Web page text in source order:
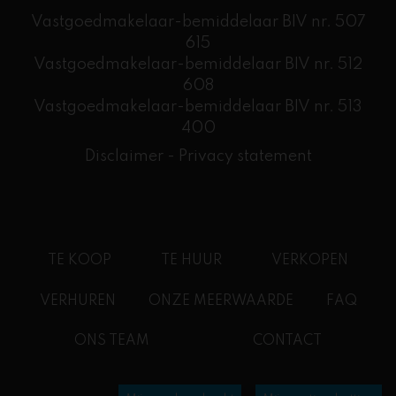
Vastgoedmakelaar-bemiddelaar BIV nr. 507
615
Vastgoedmakelaar-bemiddelaar BIV nr. 512
608
​Vastgoedmakelaar-bemiddelaar BIV nr. 513
400
Disclaimer - Privacy statement
TE KOOP TE HUUR VERKOPEN
VERHUREN ONZE MEERWAARDE FAQ
ONS TEAM CONTACT